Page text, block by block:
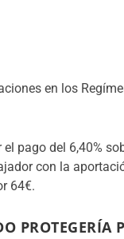
en los
pago del 6,40%
con la
64€.
PROTEGERÍA